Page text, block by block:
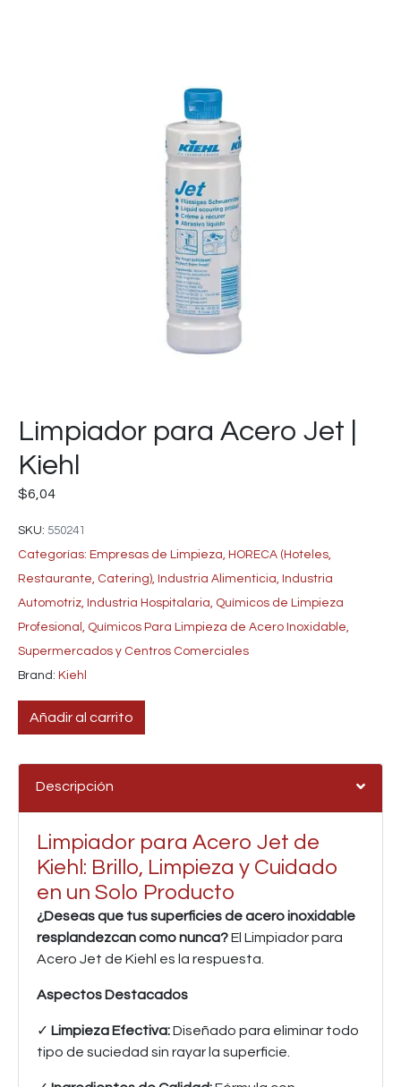
Limpiador para Acero Jet |
Kiehl
$6,04
SKU: 550241
Categorías: Empresas de Limpieza, HORECA (Hoteles,
Restaurante, Catering), Industria Alimenticia, Industria
Automotriz, Industria Hospitalaria, Químicos de Limpieza
Profesional , Químicos Para Limpieza de Acero Inoxidable,
Supermercados y Centros Comerciales
Brand: Kiehl
Añadir al carrito
Descripción
Limpiador para Acero Jet de
Kiehl: Brillo, Limpieza y Cuidado
en un Solo Producto
¿Deseas que tus superficies de acero inoxidable
resplandezcan como nunca?El Limpiador para
Acero Jet de Kiehl es la respuesta.
Aspectos Destacados
✓ Limpieza Efectiva:Diseñado para eliminar todo
tipo de suciedad sin rayar la superficie.